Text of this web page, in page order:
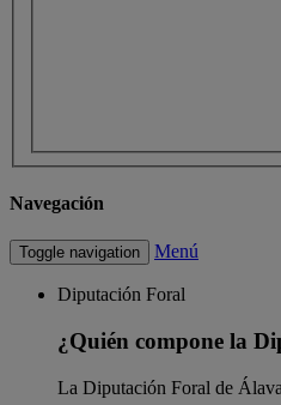
Navegación
Toggle navigation Menú
Diputación Foral
¿Quién compone la
La Diputación Foral de Álava